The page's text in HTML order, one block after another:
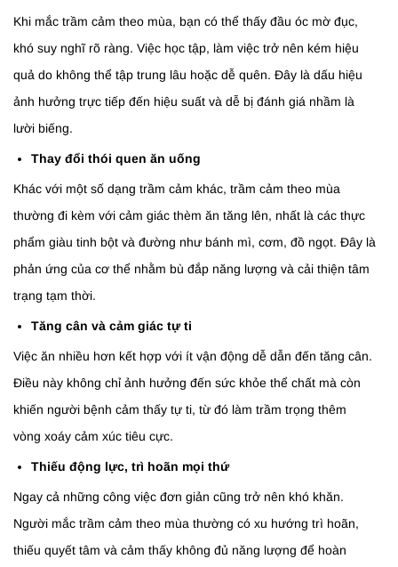
Khi mắc trầm cảm theo mùa, bạn có thể thấy đầu óc mờ đục,
khó suy nghĩ rõ ràng. Việc học tập, làm việc trở nên kém hiệu
quả do không thể tập trung lâu hoặc dễ quên. Đây là dấu hiệu
ảnh hưởng trực tiếp đến hiệu suất và dễ bị đánh giá nhầm là
lười biếng.
Thay đổi thói quen ăn uống
Khác với một số dạng trầm cảm khác, trầm cảm theo mùa
thường đi kèm với cảm giác thèm ăn tăng lên, nhất là các thực
phẩm giàu tinh bột và đường như bánh mì, cơm, đồ ngọt. Đây là
phản ứng của cơ thể nhằm bù đắp năng lượng và cải thiện tâm
trạng tạm thời.
Tăng cân và cảm giác tự ti
Việc ăn nhiều hơn kết hợp với ít vận động dễ dẫn đến tăng cân.
Điều này không chỉ ảnh hưởng đến sức khỏe thể chất mà còn
khiến người bệnh cảm thấy tự ti, từ đó làm trầm trọng thêm
vòng xoáy cảm xúc tiêu cực.
Thiếu động lực, trì hoãn mọi thứ
Ngay cả những công việc đơn giản cũng trở nên khó khăn.
Người mắc trầm cảm theo mùa thường có xu hướng trì hoãn,
thiếu quyết tâm và cảm thấy không đủ năng lượng để hoàn